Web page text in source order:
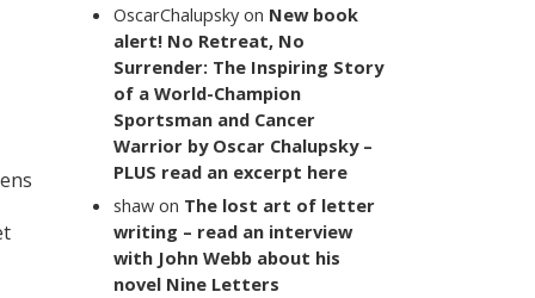
OscarChalupsky on New book
alert! No Retreat, No
Surrender: The Inspiring Story
of a World-Champion
Sportsman and Cancer
Warrior by Oscar Chalupsky –
PLUS read an excerpt here
shaw on The lost art of letter
writing – read an interview
with John Webb about his
novel Nine Letters